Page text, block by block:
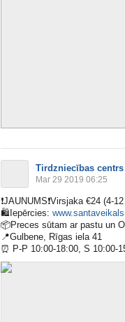
Tirdzniecības centrs
Mar 29 2019 06:25
❗️JAUNUMS❗️Virsjaka €24 (4-
🛍 Iepērcies:
📦Preces sūtam ar pastu un
📍Gulbene, Rīgas iela 41
⏰ P-P 10:00-18:00, S 10:00-